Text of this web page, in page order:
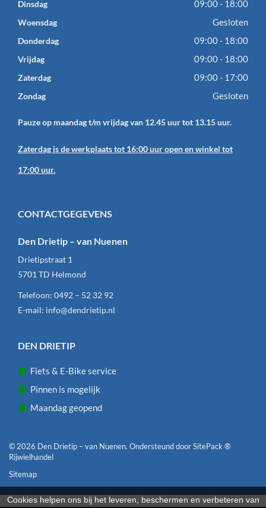
Dinsdag 09:00 - 18:00
Woensdag Gesloten
Donderdag 09:00 - 18:00
Vrijdag 09:00 - 18:00
Zaterdag 09:00 - 17:00
Zondag Gesloten
Pauze op maandag t/m vrijdag van 12.45 uur tot 13.15 uur.
Zaterdag is de werkplaats tot 16:00 uur open en winkel tot
17:00 uur.
CONTACTGEGEVENS
Den Drietip – van Nuenen
Drietipstraat 1
5701 TD Helmond
Telefoon: 0492 – 52 32 92
E-mail: info@dendrietip.nl
DEN DRIETIP
Fiets & E-Bike service
Pinnen is mogelijk
Maandag geopend
© 2026 Den Drietip – van Nuenen. Ondersteund doorSitePack ®
Rijwielhandel
Sitemap
Cookies helpen ons bij het leveren, beschermen en verbeteren van